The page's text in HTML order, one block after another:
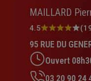
MAILLARD
Note
4.5
sur
5
étoiles
4.5
95 RUE DU
03 20 90 24